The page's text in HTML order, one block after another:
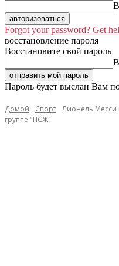
Forgot your password? Get
восстановление пароля
Восстановите свой пароль
Пароль будет выслан Вам
Домой Спорт Лионель Месси
группе "ПСЖ"